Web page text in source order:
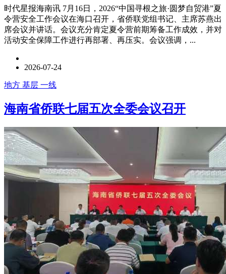
时代星报海南讯 7月16日，2026“中国寻根之旅·圆梦自贸港”夏
令营安全工作会议在海口召开，省侨联党组书记、主席苏燕出
席会议并讲话。会议充分肯定夏令营前期筹备工作成效，并对
活动安全保障工作进行再部署、再压实。会议强调，...
2026-07-24
地方 基层 一线
海南省侨联七届五次全委会议召开